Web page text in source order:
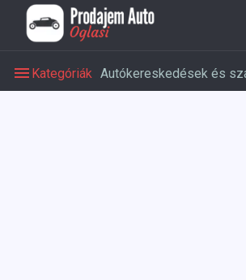
Kategóriák Autókereskedések és